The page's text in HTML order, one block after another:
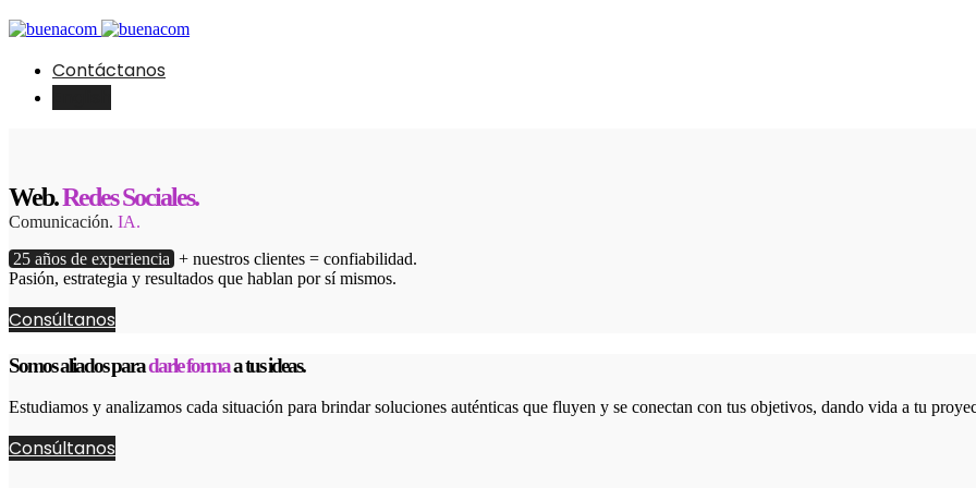
Contáctanos
Web.Redes Sociales.
Comunicación. IA.
25 años de experiencia + nuestros clientes = confiabilidad.
Pasión, estrategia y resultados que hablan por sí mismos.
Consúltanos
Somos aliados paradarle formaa tus ideas.
Estudiamos y analizamos cada situación para brindar soluciones auténticas que fluyen y se conectan con tus objetivos, dando vida a tu
Consúltanos